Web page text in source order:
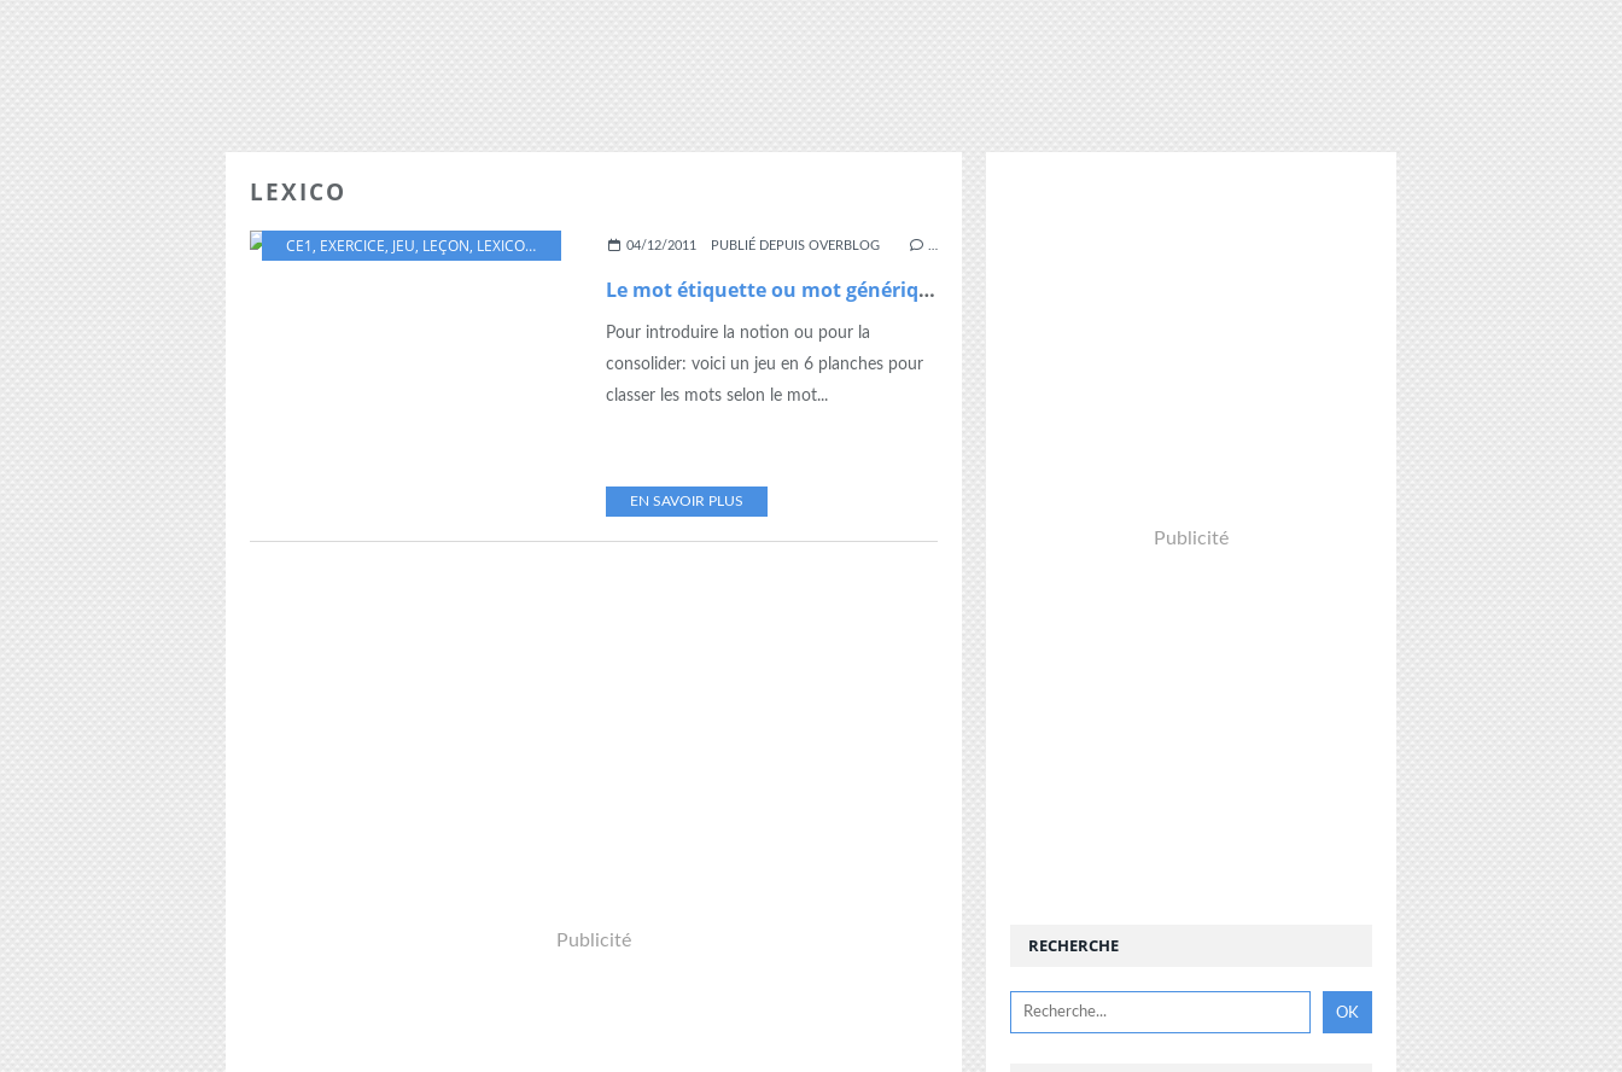
LEXICO
CE1, EXERCICE, JEU, LEÇON, LEXICO,MOT ÉTIQUETTE,MOT GÉNÉRIQUE
04/12/2011 PUBLIÉ DEPUIS OVERBLOG
Le mot étiquette ou mot générique
Pour introduire la notion ou pour la
consolider: voici un jeu en 6 planches pour
classer les mots selon le mot...
EN SAVOIR PLUS
Publicité
Publicité
RECHERCHE